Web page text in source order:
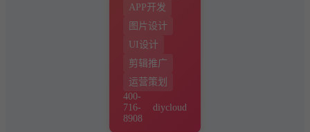
APP开发
图片设计
UI设计
剪辑推广
运营策划
400-
716-
8908
diycloud